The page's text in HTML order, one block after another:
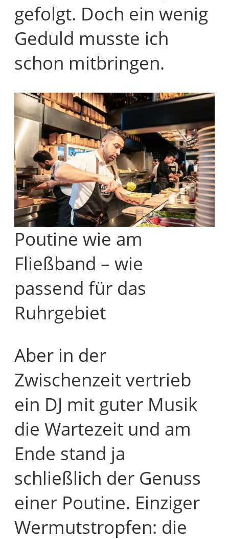
gefolgt. Doch ein wenig
Geduld musste ich
schon mitbringen.
Poutine wie am
Fließband – wie
passend für das
Ruhrgebiet
Aber in der
Zwischenzeit vertrieb
ein DJ mit guter Musik
die Wartezeit und am
Ende stand ja
schließlich der Genuss
einer Poutine. Einziger
Wermutstropfen: die